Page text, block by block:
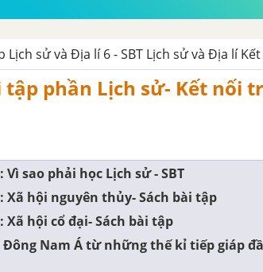
Lịch sử và Địa lí 6 - SBT Lịch sử và Địa lí
tập phần Lịch sử- Kết nối
Vì sao phải học Lịch sử - SBT
Xã hội nguyên thủy- Sách bài tập
Xã hội cổ đại- Sách bài tập
Đông Nam Á từ những thế kỉ tiếp giáp